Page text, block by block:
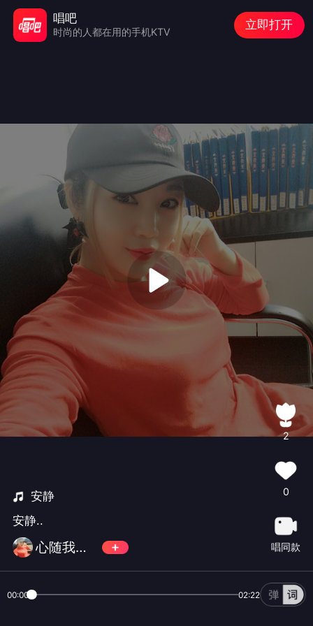
安静
安静..
心随我动萌萌
2
0
唱同款
00:00 02:22
唱吧
时尚的人都在用的手机KTV
立即打开